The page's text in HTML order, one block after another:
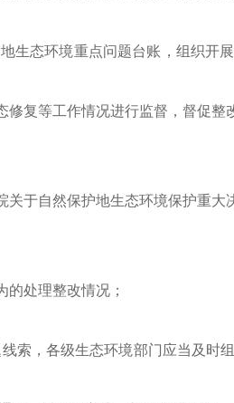
生态环境重点问题台账，组织开
复等工作情况进行监督，督促整
于自然保护地生态环境保护重大
的处理整改情况；
索，各级生态环境部门应当及时